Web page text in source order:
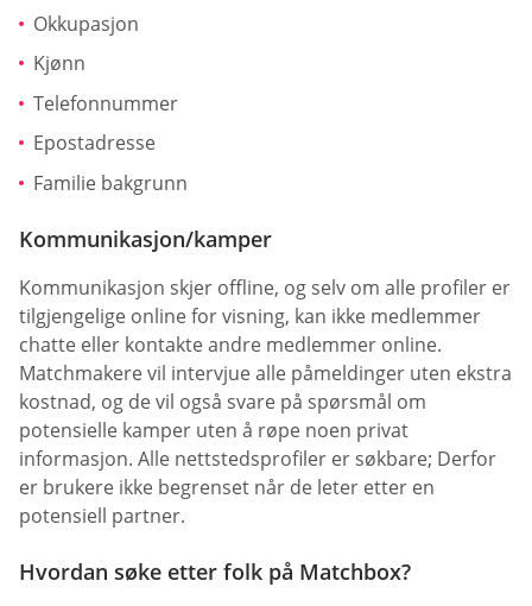
Okkupasjon
Kjønn
Telefonnummer
Epostadresse
Familie bakgrunn
Kommunikasjon/kamper
Kommunikasjon skjer offline, og selv om alle profiler er
tilgjengelige online for visning, kan ikke medlemmer
chatte eller kontakte andre medlemmer online.
Matchmakere vil intervjue alle påmeldinger uten ekstra
kostnad, og de vil også svare på spørsmål om
potensielle kamper uten å røpe noen privat
informasjon. Alle nettstedsprofiler er søkbare; Derfor
er brukere ikke begrenset når de leter etter en
potensiell partner.
Hvordan søke etter folk på Matchbox?